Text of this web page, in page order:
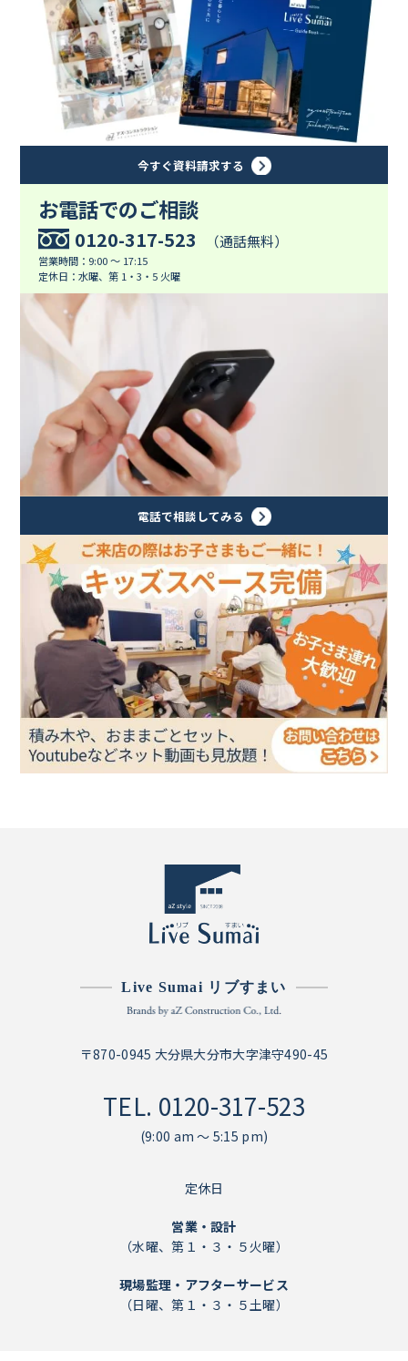
今すぐ資料請求する
お電話でのご相談
0120-317-523 （通話無料）
営業時間：9:00 ～ 17:15
定休日：水曜、第 1・3・5 火曜
電話で相談してみる
Live Sumai リブすまい
〒870-0945 大分県大分市大字津守490-45
TEL. 0120-317-523
(9:00 am ～ 5:15 pm)
定休日
営業・設計
（水曜、第１・３・５火曜）
現場監理・アフターサービス
（日曜、第１・３・５土曜）